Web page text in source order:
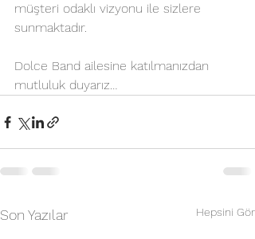
müşteri odaklı vizyonu ile sizlere
sunmaktadır.
Dolce Band ailesine katılmanızdan
mutluluk duyarız…
Son Yazılar Hepsini Gör